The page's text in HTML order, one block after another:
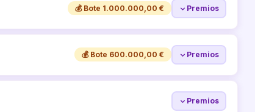
💰 Bote 1.000.000,00 € Premios
💰 Bote 600.000,00 € Premios
Premios